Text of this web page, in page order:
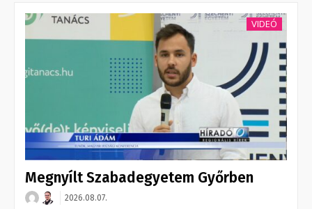
VIDEÓ
Megnyílt Szabadegyetem Győrben
2026.08.07.